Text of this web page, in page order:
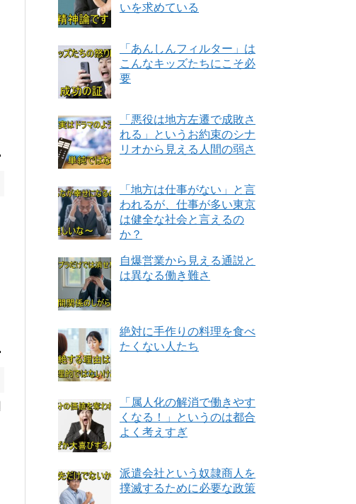
いを求めている
「あんしんフィルター」は
こんなキッズたちにこそ必
要
「悪役は地方左遷で成敗さ
れる」というお約束のシナ
リオから見える人間の弱さ
「地方は仕事がない」と言
われるが、仕事が多い東京
は健全な社会と言えるの
か？
自爆営業から見える通説と
は異なる働き難さ
絶対に手作りの料理を食べ
たくない人たち
「属人化の解消で働きやす
くなる！」というのは都合
よく考えすぎ
派遣会社という奴隷商人を
撲滅するために必要な政策